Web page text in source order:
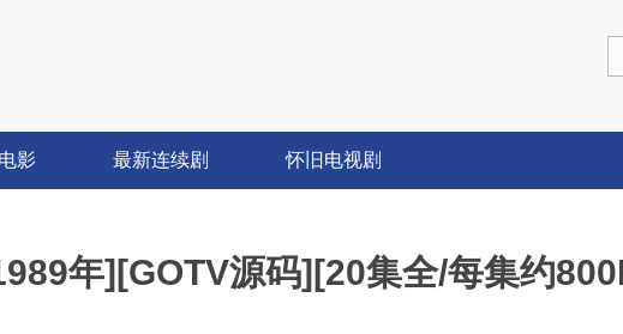
影 最新连续剧 怀旧电视剧
年][GOTV源码][20集全/每集约